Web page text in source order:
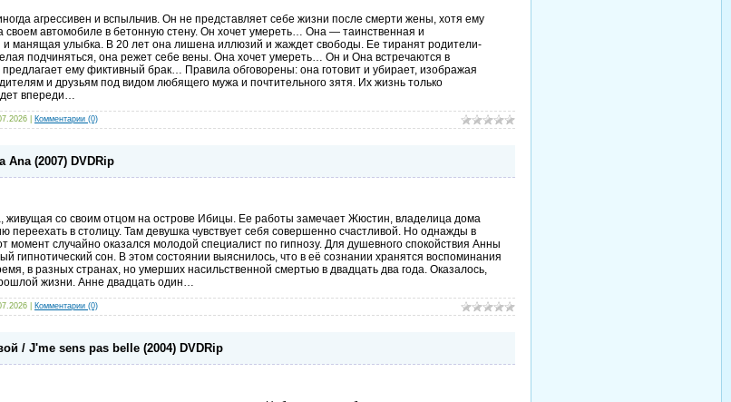
агрессивен и вспыльчив. Он не представляет себе жизни после смерти жены, хотя ему
своем автомобиле в бетонную стену. Он хочет умереть… Она — таинственная и
и манящая улыбка. В 20 лет она лишена иллюзий и жаждет свободы. Ее тиранят родители-
подчиняться, она режет себе вены. Она хочет умереть… Он и Она встречаются в
ему фиктивный брак… Правила обговорены: она готовит и убирает, изображая
и друзьям под видом любящего мужа и почтительного зятя. Их жизнь только
впереди…
Комментарии (0)
Ana (2007) DVDRip
со своим отцом на острове Ибицы. Ее работы замечает Жюстин, владелица дома
переехать в столицу. Там девушка чувствует себя совершенно счастливой. Но однажды в
момент случайно оказался молодой специалист по гипнозу. Для душевного спокойствия Анны
гипнотический сон. В этом состоянии выяснилось, что в её сознании хранятся воспоминания
в разных странах, но умерших насильственной смертью в двадцать два года. Оказалось,
жизни. Анне двадцать один…
Комментарии (0)
/ J'me sens pas belle (2004) DVDRip